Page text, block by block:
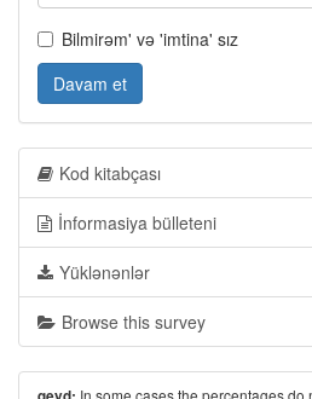
Bilmirəm' və 'imtina' sız
Davam et
Kod kitabçası
İnformasiya bülleteni
Yüklənənlər
Browse this survey
In some cases the percentages do